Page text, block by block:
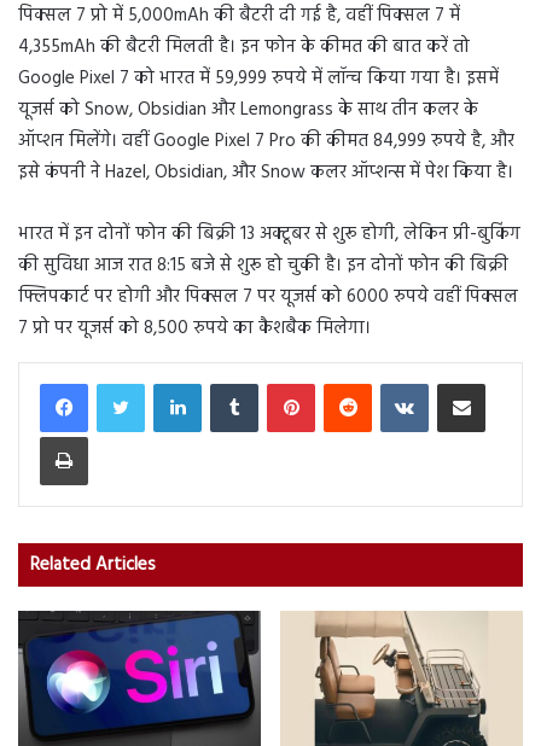
पिक्सल 7 प्रो में 5,000mAh की बैटरी दी गई है, वहीं पिक्सल 7 में
4,355mAh की बैटरी मिलती है। इन फोन के कीमत की बात करें तो
Google Pixel 7 को भारत में 59,999 रुपये में लॉन्च किया गया है। इसमें
यूजर्स को Snow, Obsidian और Lemongrass के साथ तीन कलर के
ऑप्शन मिलेंगे। वहीं Google Pixel 7 Pro की कीमत 84,999 रुपये है, और
इसे कंपनी ने Hazel, Obsidian, और Snow कलर ऑप्शन्स में पेश किया है।
भारत में इन दोनों फोन की बिक्री 13 अक्टूबर से शुरू होगी, लेकिन प्री-बुकिंग
की सुविधा आज रात 8:15 बजे से शुरू हो चुकी है। इन दोनों फोन की बिक्री
फ्लिपकार्ट पर होगी और पिक्सल 7 पर यूजर्स को 6000 रुपये वहीं पिक्सल
7 प्रो पर यूजर्स को 8,500 रुपये का कैशबैक मिलेगा।
LinkedInTumblr PinterestReddit VKontakteShare via Email
Print
Related Articles